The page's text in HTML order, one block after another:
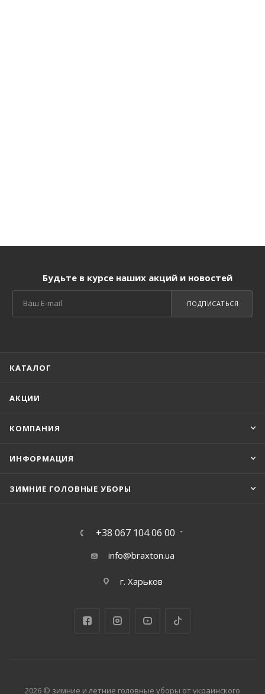
Будьте в курсе наших акций и новостей
ПОДПИСАТЬСЯ
КАТАЛОГ
АКЦИИ
КОМПАНИЯ
ИНФОРМАЦИЯ
ЗИМНИЕ ГОЛОВНЫЕ УБОРЫ
+38 067 104 06 00
info@braxton.ua
г. Харьков
2026 © зимние и летние головные уборы от украинского